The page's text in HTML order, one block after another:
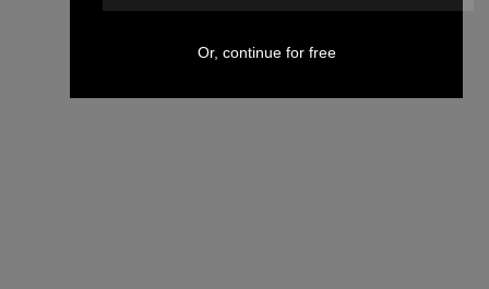
Or, continue for free